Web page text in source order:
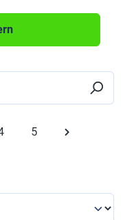
5